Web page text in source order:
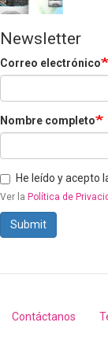
Newsletter
Correo electrónico
Nombre completo
He leído y acepto
Ver la Política de
Submit
Footer
Contáctanos